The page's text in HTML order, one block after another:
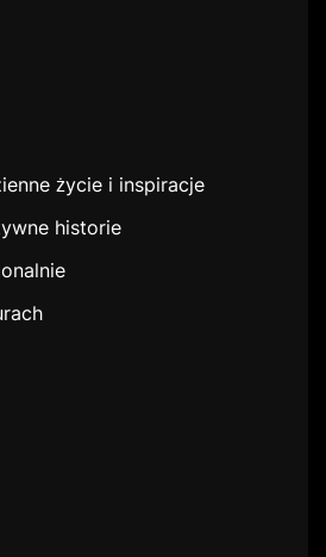
życie i inspiracje
historie